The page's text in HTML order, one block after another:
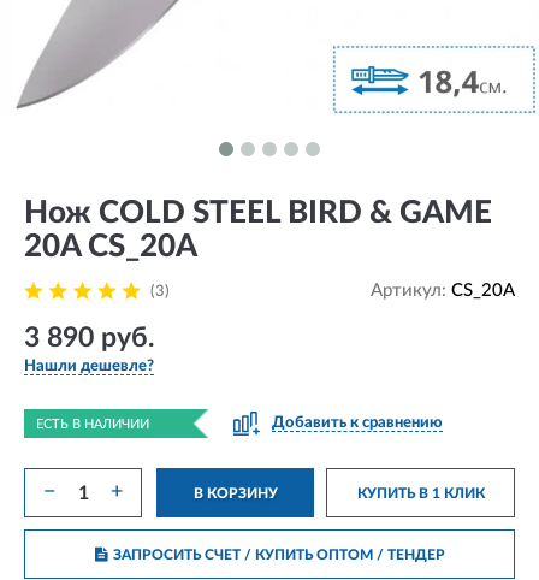
Нож COLD STEEL BIRD & GAME
20A CS_20A
(3) Артикул: CS_20A
3 890 руб.
Нашли дешевле?
ЕСТЬ В НАЛИЧИИ Добавить к сравнению
− + В КОРЗИНУ КУПИТЬ В 1 КЛИК
ЗАПРОСИТЬ СЧЕТ / КУПИТЬ ОПТОМ/ ТЕНДЕР